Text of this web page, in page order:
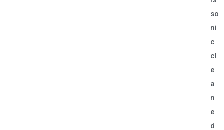
so
ni
c
cl
e
a
n
e
d